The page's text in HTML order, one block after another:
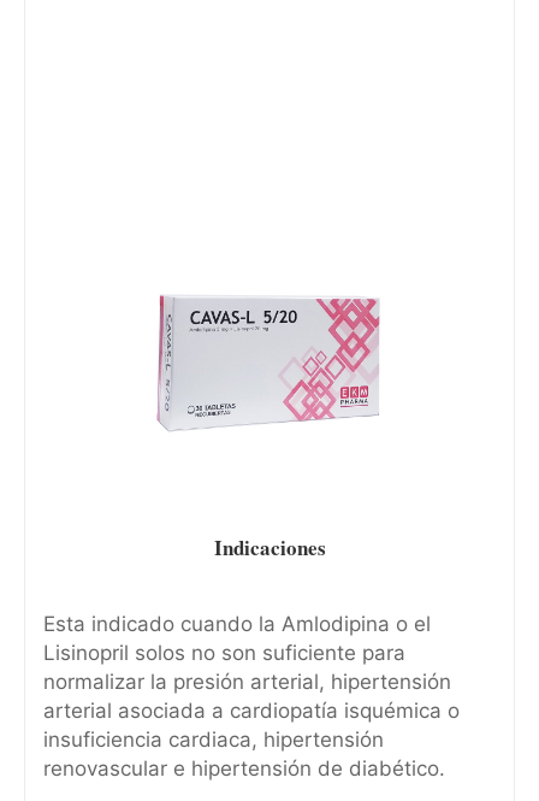
Indicaciones
Esta indicado cuando la Amlodipina o el
Lisinopril solos no son suficiente para
normalizar la presión arterial, hipertensión
arterial asociada a cardiopatía isquémica o
insuficiencia cardiaca, hipertensión
renovascular e hipertensión de diabético.